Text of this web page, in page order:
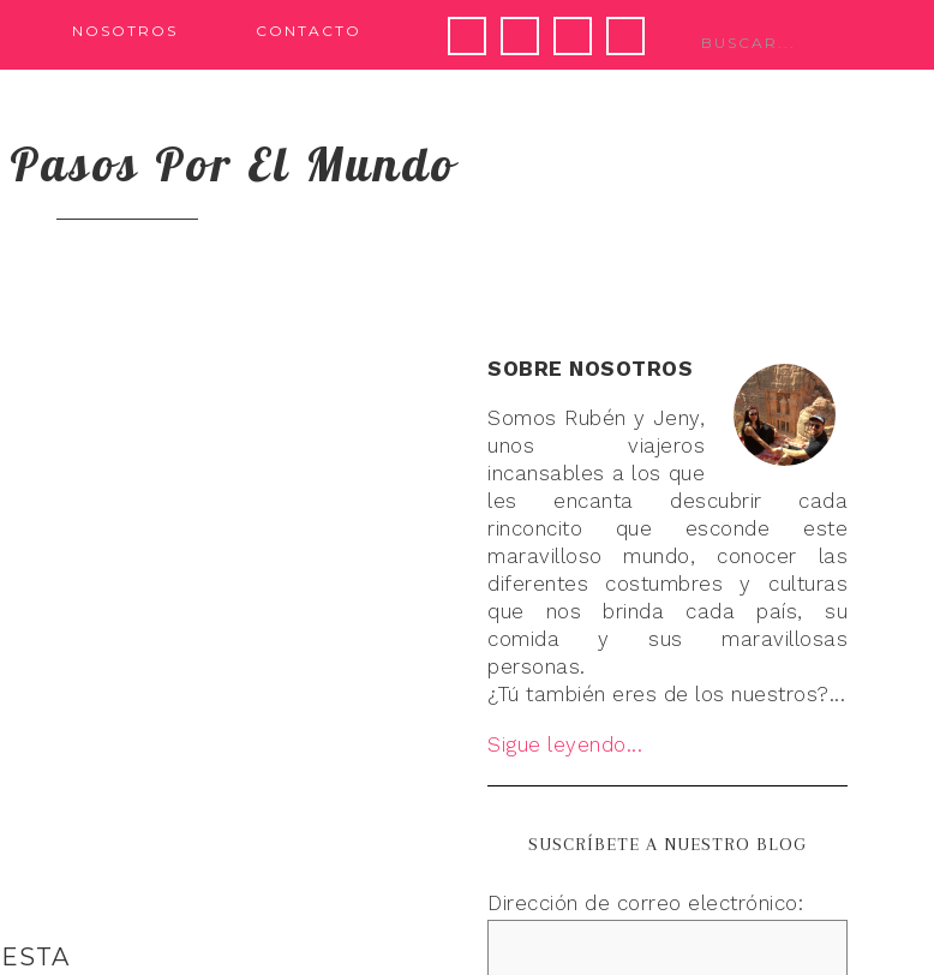
NOSOTROS CONTACTO
Por El Mundo
SOBRE NOSOTROS
Somos Rubén y Jeny,
unos viajeros
incansables a los que
les encanta descubrir cada
rinconcito que esconde este
maravilloso mundo, conocer las
diferentes costumbres y culturas
que nos brinda cada país, su
comida y sus maravillosas
personas.
¿Tú también eres de los nuestros?...
Sigue leyendo...
SUSCRÍBETE A NUESTRO BLOG
Dirección de correo electrónico: